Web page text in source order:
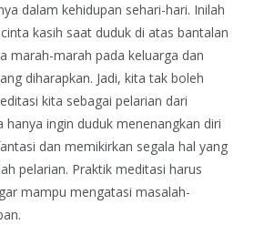
dalam kehidupan sehari-hari. Inilah
kasih saat duduk di atas bantalan
marah-marah pada keluarga dan
diharapkan. Jadi, kita tak boleh
kita sebagai pelarian dari
hanya ingin duduk menenangkan diri
dan memikirkan segala hal yang
pelarian. Praktik meditasi harus
mampu mengatasi masalah-